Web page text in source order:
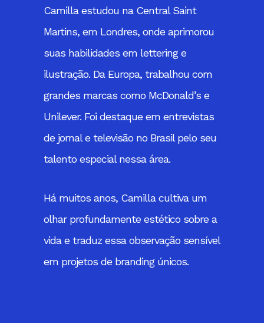
Camilla estudou na Central Saint
Martins, em Londres, onde aprimorou
suas habilidades em lettering e
ilustração. Da Europa, trabalhou com
grandes marcas como McDonald’s e
Unilever. Foi destaque em entrevistas
de jornal e televisão no Brasil pelo seu
talento especial nessa área.
Há muitos anos, Camilla cultiva um
olhar profundamente estético sobre a
vida e traduz essa observação sensível
em projetos de branding únicos.